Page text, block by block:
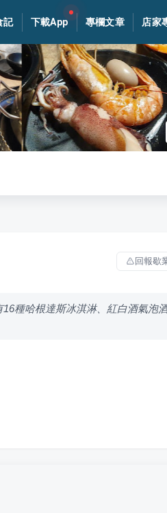
記 下載App 專欄文章 店家
回報歇
種哈根達斯冰淇淋、紅白酒氣泡